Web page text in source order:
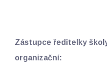
Zástupce ředitelky
organizační: